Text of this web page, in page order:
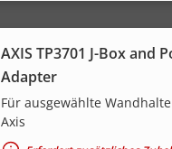
AXIS TP3701 J-Box and
Adapter
Für ausgewählte
Axis